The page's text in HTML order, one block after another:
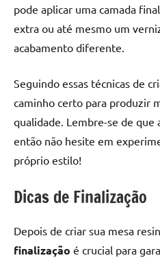
pode aplicar uma camada
extra ou até mesmo um
acabamento diferente.
Seguindo essas técnicas de
caminho certo para produzir
qualidade. Lembre-se de que
então não hesite em
próprio estilo!
Dicas de Finalização
Depois de criar sua mesa
finalização é crucial para